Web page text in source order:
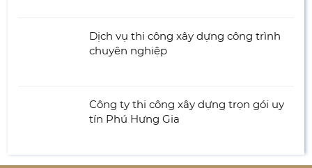
Dịch vụ thi công xây dựng công trình
chuyên nghiệp
Công ty thi công xây dựng trọn gói uy
tín Phú Hưng Gia